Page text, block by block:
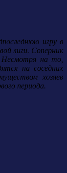
игру в
лиги. Соперник
на то,
на соседних
хозяев
периода.